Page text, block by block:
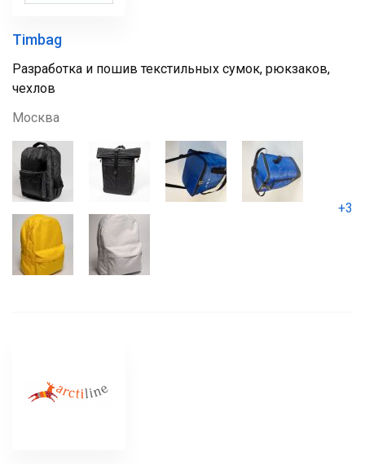
Timbag
Разработка и пошив текстильных сумок, рюкзаков,
чехлов
Москва
+3